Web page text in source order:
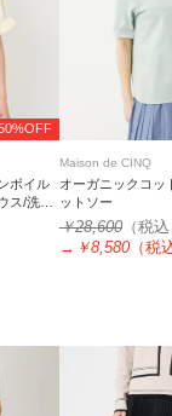
ボイル
ス/洗え
Maison de CINQ
オーガニックコッ
ットソー
￥28,600（税
→ ￥8,580（税